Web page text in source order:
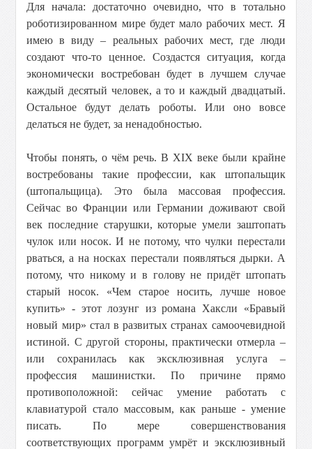
Для начала: достаточно очевидно, что в тотально
роботизированном мире будет мало рабочих мест. Я
имею в виду – реальных рабочих мест, где люди
создают что-то ценное. Создастся ситуация, когда
экономически востребован будет в лучшем случае
каждый десятый человек, а то и каждый двадцатый.
Остальное будут делать роботы. Или оно вовсе
делаться не будет, за ненадобностью.
Чтобы понять, о чём речь. В XIX веке были крайне
востребованы такие профессии, как штопальщик
(штопальщица). Это была массовая профессия.
Сейчас во Франции или Германии доживают свой
век последние старушки, которые умели заштопать
чулок или носок. И не потому, что чулки перестали
рваться, а на носках перестали появляться дырки. А
потому, что никому и в голову не придёт штопать
старый носок. «Чем старое носить, лучше новое
купить» - этот лозунг из романа Хаксли «Бравый
новый мир» стал в развитых странах самоочевидной
истиной. С другой стороны, практически отмерла –
или сохранилась как эксклюзивная услуга –
профессия машинистки. По причине прямо
противоположной: сейчас умение работать с
клавиатурой стало массовым, как раньше - умение
писать. По мере совершенствования
соответствующих программ умрёт и эксклюзивный